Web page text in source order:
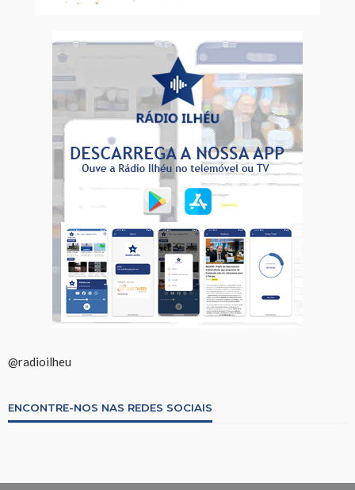
@radioilheu
ENCONTRE-NOS NAS REDES SOCIAIS